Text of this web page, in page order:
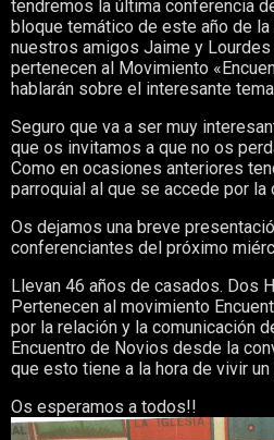
tendremos la última conferencia
bloque temático de este año de
nuestros amigos Jaime y
pertenecen al Movimiento
hablarán sobre el interesante
Seguro que va a ser muy
que os invitamos a que no os
Como en ocasiones anteriores
parroquial al que se accede por la
Os dejamos una breve
conferenciantes del próximo
Llevan 46 años de casados. Dos
Pertenecen al movimiento
por la relación y la comunicación
Encuentro de Novios desde la
que esto tiene a la hora de vivir
Os esperamos a todos!!